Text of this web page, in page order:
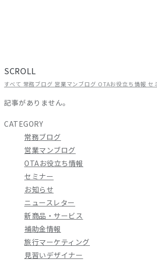
SCROLL
すべて 常務ブログ 営業マンブログ OTAお役立ち情報 セ
記事がありません。
CATEGORY
常務ブログ
営業マンブログ
OTAお役立ち情報
セミナー
お知らせ
ニュースレター
新商品・サービス
補助金情報
旅行マーケティング
見習いデザイナー